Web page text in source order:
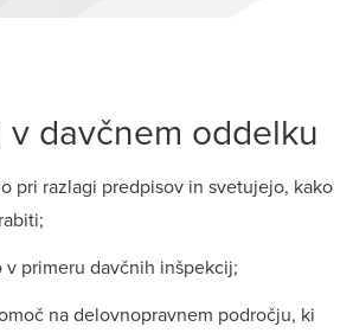
davčnem oddelku
pri razlagi predpisov in svetujejo, kako
v primeru davčnih inšpekcij;
na delovnopravnem področju, ki